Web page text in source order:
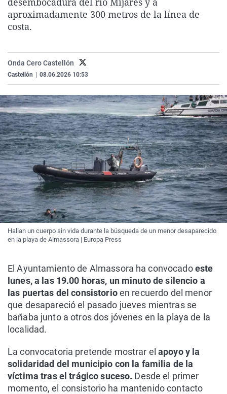
La rosa de los vientos
Caso
Extremadura
Virales
aproximadamente 300 metros de la línea de
costa.
Onda Cero Castellón
Castellón 08.06.2026 10:53
Hallan un cuerpo sin vida durante la búsqueda de un menor desaparecido
en la playa de Almassora | Europa Press
El Ayuntamiento de Almassora ha convocadoeste
lunes, a las 19.00 horas, un minuto de silencio a
las puertas del consistorioen recuerdo del menor
que desapareció el pasado jueves mientras se
bañaba junto a otros dos jóvenes en la playa de la
localidad.
La convocatoria pretende mostrar el apoyo y la
solidaridad del municipio con la familia de la
víctima tras el trágico suceso. Desde el primer
momento, el consistorio ha mantenido contacto